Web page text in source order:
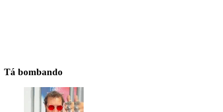
Tá bombando